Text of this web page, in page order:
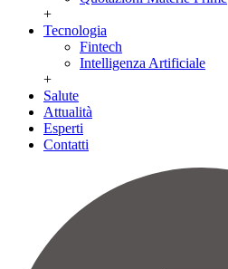
+
Tecnologia
Fintech
Intelligenza Artificiale
+
Salute
Attualità
Esperti
Contatti